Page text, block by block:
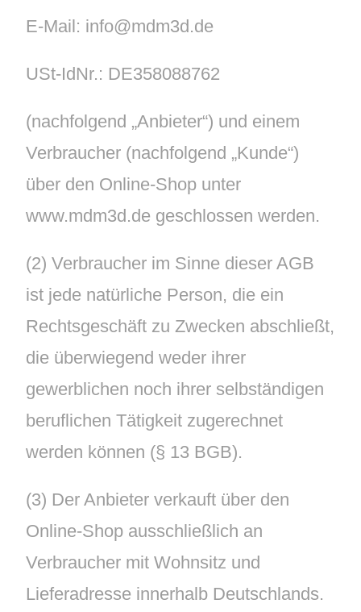
E-Mail: info@mdm3d.de
USt-IdNr.: DE358088762
(nachfolgend „Anbieter“) und einem
Verbraucher (nachfolgend „Kunde“)
über den Online-Shop unter
www.mdm3d.de geschlossen werden.
(2) Verbraucher im Sinne dieser AGB
ist jede natürliche Person, die ein
Rechtsgeschäft zu Zwecken abschließt,
die überwiegend weder ihrer
gewerblichen noch ihrer selbständigen
beruflichen Tätigkeit zugerechnet
werden können (§ 13 BGB).
(3) Der Anbieter verkauft über den
Online-Shop ausschließlich an
Verbraucher mit Wohnsitz und
Lieferadresse innerhalb Deutschlands.